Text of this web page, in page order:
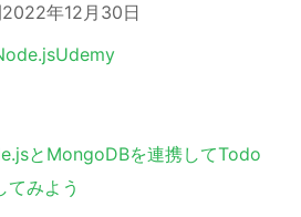
2022年12月30日
Udemy
とMongoDBを連携してTodo
てみよう